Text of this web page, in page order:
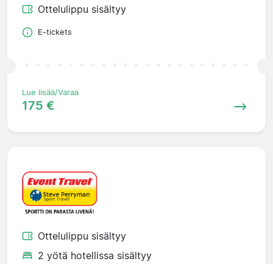
Ottelulippu sisältyy
E-tickets
Lue lisää/Varaa
175 €
Ottelulippu sisältyy
2 yötä hotellissa sisältyy